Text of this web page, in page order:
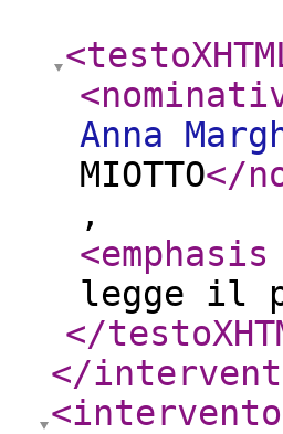
Anna
MIOTTO</
,
<emphasis
legge il
</
</
<intervento